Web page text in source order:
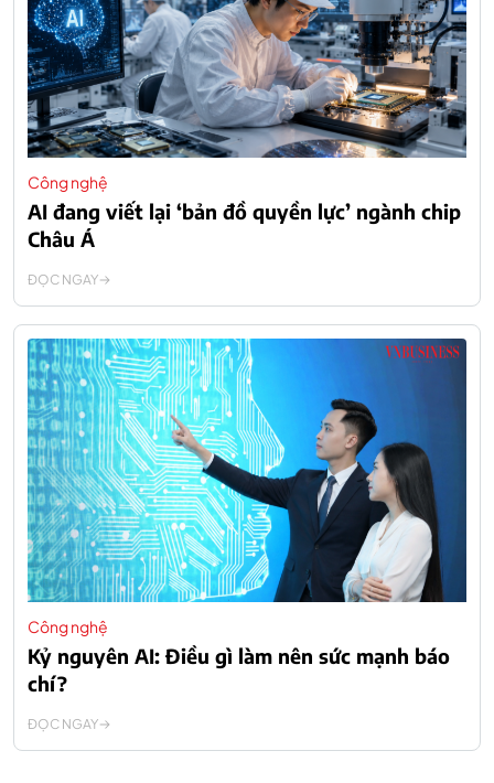
Công nghệ
AI đang viết lại ‘bản đồ quyền lực’ ngành chip
Châu Á
ĐỌC NGAY
Công nghệ
Kỷ nguyên AI: Điều gì làm nên sức mạnh báo
chí?
ĐỌC NGAY